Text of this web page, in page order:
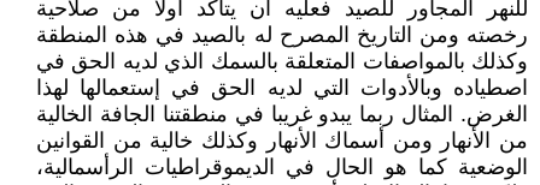
للنهر المجاور للصيد فعليه أن يتأكد أولا من صلاحية
رخصته ومن التاريخ المصرح له بالصيد في هذه المنطقة
وكذلك بالمواصفات المتعلقة بالسمك الذي لديه الحق في
اصطياده وبالأدوات التي لديه الحق في إستعمالها لهذا
الغرض. المثال ربما يبدو غريبا في منطقتنا الجافة الخالية
من الأنهار ومن أسماك الأنهار وكذلك خالية من القوانين
الوضعية كما هو الحال في الديموقراطيات الرأسمالية،